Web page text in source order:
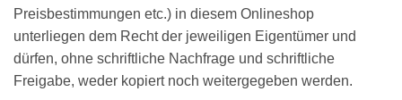
Preisbestimmungen etc.) in diesem Onlineshop
unterliegen dem Recht der jeweiligen Eigentümer und
dürfen, ohne schriftliche Nachfrage und schriftliche
Freigabe, weder kopiert noch weitergegeben werden.